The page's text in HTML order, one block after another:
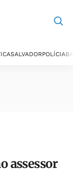
SALVADORPOLÍCIA
assessor